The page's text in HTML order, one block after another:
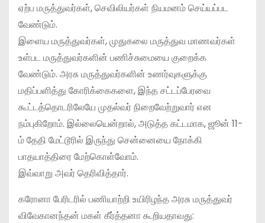
ஏற்ப மருத்துவர்கள், செவிலியர்கள் நியமனம் செய்யப்பட
வேண்டும்.
இளைய மருத்துவர்கள், முதுகலை மருத்துவ மாணவர்கள்
உள்பட மருத்துவர்களின் பணிச்சுமையை குறைக்க
வேண்டும். அரசு மருத்துவர்களின் உணர்வுகளுக்கு
மதிப்பளித்து கோரிக்கைகளை, இந்த சட்டப்பேரவை
கூட்டத்தொடரிலேயே முதல்வர் நிறைவேற்றுவார் என
நம்புகிறோம். இல்லையென்றால், அடுத்த கட்டமாக, ஜூன் 11-
ம் தேதி மேட்டூரில் இருந்து சென்னையை நோக்கி
பாதயாத்திரை மேற்கொள்வோம்.
இவ்வாறு அவர் தெரிவித்தார்.
கரோனா பேரிடரில் பணியாற்றி உயிரிழந்த அரசு மருத்துவர்
விவேகானந்தன் மகள் கீர்த்தனா கூறியதாவது: